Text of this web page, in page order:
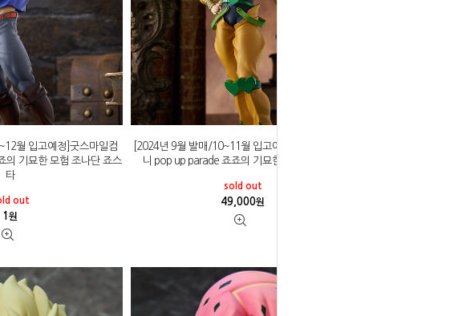
월 입고예정]굿스마일컴
의 기묘한 모험 조나단 죠스
타
out
1원
[2024년 9월 발매/10~11월 입고예정]굿스마일컴퍼
니 pop up parade 죠죠의 기묘한 모험 DIO 디오
sold out
49,000원